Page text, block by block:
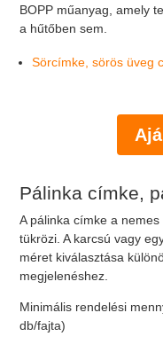
BOPP műanyag, amely
a hűtőben sem.
Sörcímke, sörös üveg
Pálinka címke,
A pálinka címke a
tükrözi. A karcsú vagy
méret kiválasztása
megjelenéshez.
Minimális rendelési
db/fajta)